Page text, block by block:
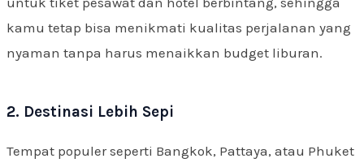
kamu tetap bisa menikmati kualitas perjalanan yang
nyaman tanpa harus menaikkan budget liburan.
2. Destinasi Lebih Sepi
Tempat populer seperti Bangkok, Pattaya, atau Phuket